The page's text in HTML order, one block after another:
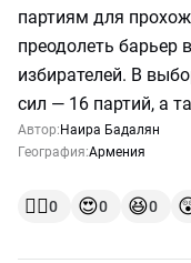
партиям для
преодолеть барьер
избирателей. В
сил — 16 партий, а
Автор: Наира Бадалян
География:Армения
👍🏻0 😍0 😆0